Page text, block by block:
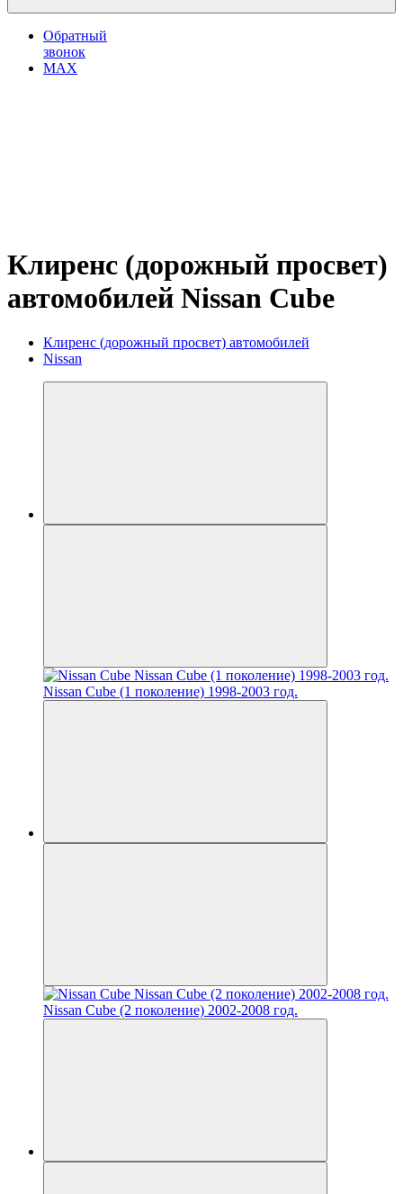
Обратный
звонок
MAX
Клиренс (дорожный просвет)
автомобилей Nissan Cube
Клиренс (дорожный просвет) автомобилей
Nissan
Nissan Cube (1 поколение) 1998-2003 год.
Nissan Cube (2 поколение) 2002-2008 год.